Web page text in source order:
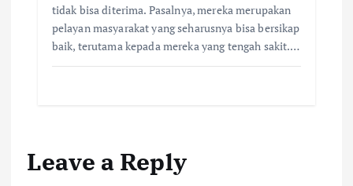
tidak bisa diterima. Pasalnya, mereka merupakan
pelayan masyarakat yang seharusnya bisa bersikap
baik, terutama kepada mereka yang tengah sakit.…
Leave a Reply